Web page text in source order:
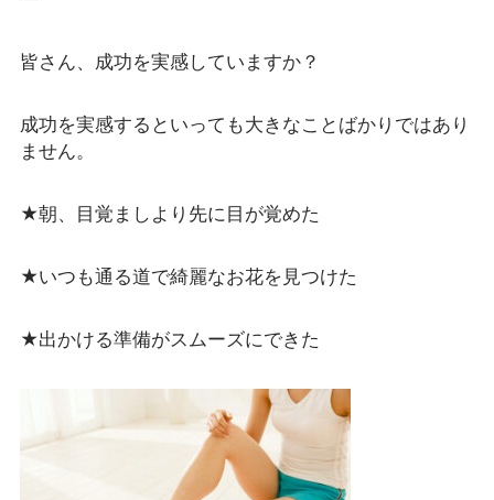
皆さん、成功を実感していますか？
成功を実感するといっても大きなことばかりではあり
ません。
★朝、目覚ましより先に目が覚めた
★いつも通る道で綺麗なお花を見つけた
★出かける準備がスムーズにできた